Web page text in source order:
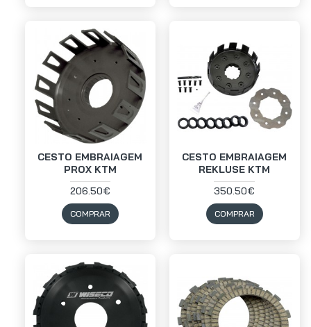
CESTO EMBRAIAGEM
PROX KTM
206.50€
COMPRAR
CESTO EMBRAIAGEM
REKLUSE KTM
350.50€
COMPRAR